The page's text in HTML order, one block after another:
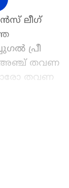
ലീഗ്
പ്രീ
അഞ്ച് തവണ
ഓരോ തവണ